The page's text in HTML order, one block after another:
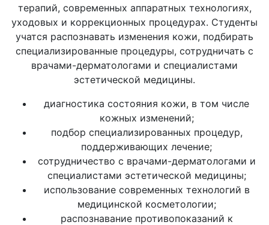
терапий, современных аппаратных технологиях,
уходовых и коррекционных процедурах. Студенты
учатся распознавать изменения кожи, подбирать
специализированные процедуры, сотрудничать с
врачами-дерматологами и специалистами
эстетической медицины.
диагностика состояния кожи, в том числе
кожных изменений;
подбор специализированных процедур,
поддерживающих лечение;
сотрудничество с врачами-дерматологами и
специалистами эстетической медицины;
использование современных технологий в
медицинской косметологии;
распознавание противопоказаний к